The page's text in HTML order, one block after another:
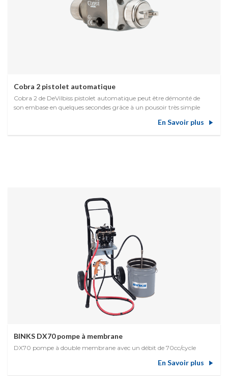
Cobra 2 pistolet automatique
Cobra 2 de DeVilbiss pistolet automatique peut être démonté de
son embase en quelques secondes grâce à un pousoir très simple
En Savoir plus
BINKS DX70 pompe à membrane
DX70 pompe à double membrane avec un débit de 70cc/cycle
En Savoir plus